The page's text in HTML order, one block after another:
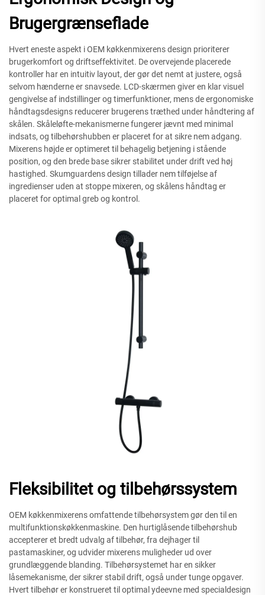
Brugergrænseflade
Hvert eneste aspekt i OEM køkkenmixerens design prioriterer
brugerkomfort og driftseffektivitet. De overvejende placerede
kontroller har en intuitiv layout, der gør det nemt at justere, også
selvom hænderne er snavsede. LCD-skærmen giver en klar visuel
gengivelse af indstillinger og timerfunktioner, mens de ergonomiske
håndtagsdesigns reducerer brugerens træthed under håndtering af
skålen. Skåleløfte-mekanismerne fungerer jævnt med minimal
indsats, og tilbehørshubben er placeret for at sikre nem adgang.
Mixerens højde er optimeret til behagelig betjening i stående
position, og den brede base sikrer stabilitet under drift ved høj
hastighed. Skumguardens design tillader nem tilføjelse af
ingredienser uden at stoppe mixeren, og skålens håndtag er
placeret for optimal greb og kontrol.
Fleksibilitet og tilbehørssystem
OEM køkkenmixerens omfattende tilbehørsystem gør den til en
multifunktionskøkkenmaskine. Den hurtiglåsende tilbehørshub
accepterer et bredt udvalg af tilbehør, fra dejhager til
pastamaskiner, og udvider mixerens muligheder ud over
grundlæggende blanding. Tilbehørsystemet har en sikker
låsemekanisme, der sikrer stabil drift, også under tunge opgaver.
Hvert tilbehør er konstrueret til optimal ydeevne med specialdesign